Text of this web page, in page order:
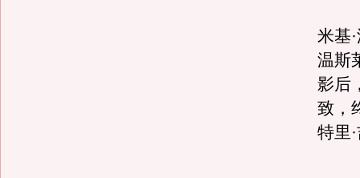
米基
温斯
影后
致，
特里